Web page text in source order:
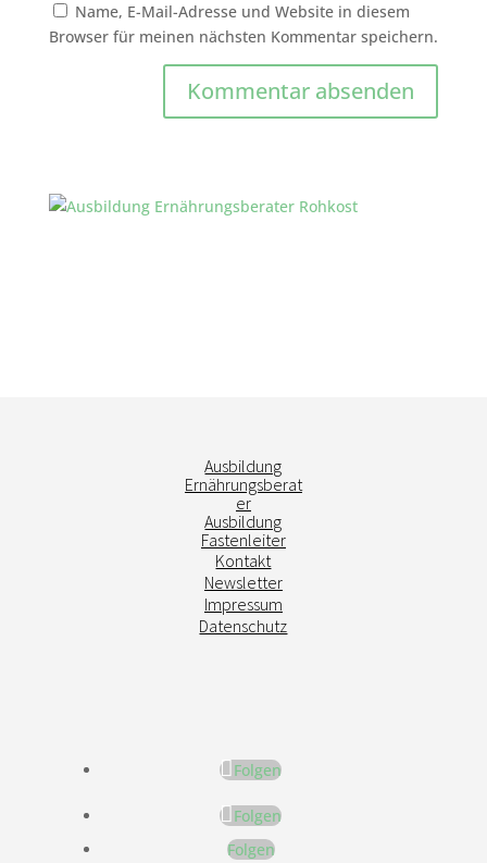
Name, E-Mail-Adresse und Website in diesem
Browser für meinen nächsten Kommentar speichern.
Ausbildung
Ernährungsberat
er
Ausbildung
Fastenleiter
Kontakt
Newsletter
Impressum
Datenschutz
Folgen
Folgen
Folgen